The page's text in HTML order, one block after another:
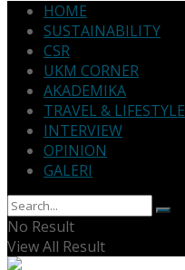
HOME
SUSTAINABILITY
CSR
UKM CORNER
AKADEMIKA
TRAVEL & LIFESTYLE
INTERVIEW
OPINION
GALERI
No Result
View All Result